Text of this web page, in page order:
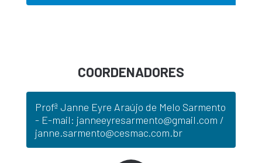
COORDENADORES
Profª Janne Eyre Araújo de Melo Sarmento
- E-mail: janneeyresarmento@gmail.com /
janne.sarmento@cesmac.com.br